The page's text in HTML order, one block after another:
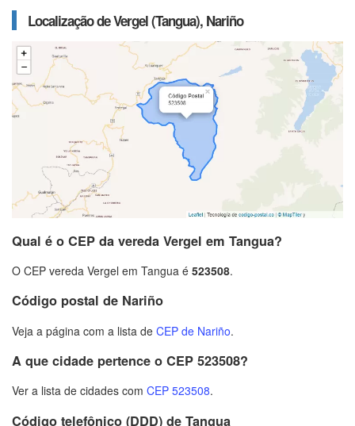
Localização de Vergel (Tangua), Nariño
Qual é o CEP da vereda Vergel em Tangua?
O CEP vereda Vergel em Tangua é 523508.
Código postal de Nariño
Veja a página com a lista de CEP de Nariño.
A que cidade pertence o CEP 523508?
Ver a lista de cidades com CEP 523508.
Código telefônico (DDD) de Tangua